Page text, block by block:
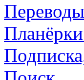
Переводы